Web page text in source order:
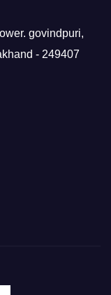
govindpuri,
- 249407